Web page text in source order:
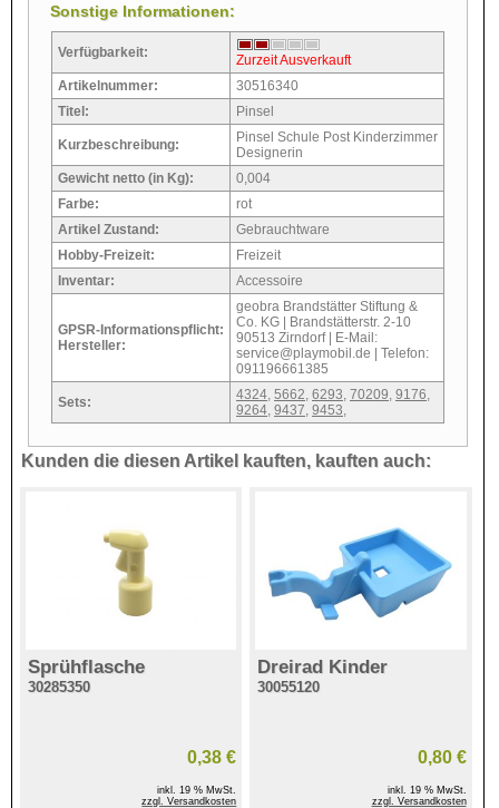
Sonstige Informationen:
Verfügbarkeit:
Zurzeit Ausverkauft
Artikelnummer:
30516340
Titel:
Pinsel
Kurzbeschreibung:
Pinsel Schule Post Kinderzimmer
Designerin
Gewicht netto (in Kg):
0,004
Farbe:
rot
Artikel Zustand:
Gebrauchtware
Hobby-Freizeit:
Freizeit
Inventar:
Accessoire
GPSR-Informationspflicht:
Hersteller:
geobra Brandstätter Stiftung &
Co. KG | Brandstätterstr. 2-10
90513 Zirndorf | E-Mail:
service@playmobil.de | Telefon:
091196661385
Sets: 4324 5662 6293 70209 9176
9264 9437 9453
Kunden die diesen Artikel kauften, kauften auch:
Sprühflasche
30285350
0,38 €
inkl. 19 % MwSt.
zzgl. Versandkosten
Dreirad Kinder
30055120
0,80 €
inkl. 19 % MwSt.
zzgl. Versandkosten